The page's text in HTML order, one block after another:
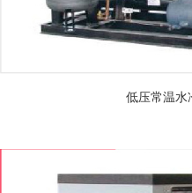
低压常温水